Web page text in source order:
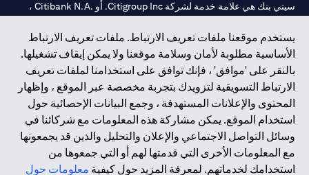
يستخدم موقعنا ملفات تعريف الارتباط. ملفات تعريف الارتباط
الأساسية مطلوبة لأمان وسلامة موقعنا ولا يمكن إيقاف تشغيلها.
بالنقر على 'موافق' ، فإنك توافق على استخدامنا لملفات تعريف
الارتباط التسويقية لتزويدك بتجربة مخصصة عبر الموقع ، وإظهار
المحتوى والإعلانات المستهدفة ، وجمع البيانات الإحصائية حول
استخدام الموقع. يمكن مشاركة هذه المعلومات مع شركائنا في
وسائل التواصل الاجتماعي والإعلان والتحليل والذين قد يجمعونها
مع المعلومات الأخرى التي قدمتها لهم أو التي جمعوها من
استخدامك لخدماتهم. لمعرفة المزيد حول كيفية معلومات حول
سيتي بنك هي علامة خدمة لشركة Citigroup Inc. أو .Citibank N.A ،
سيتي بنك إن. إيه. الإمارات مسجل لدى مصرف الإمارات المركزي تحت
أرقام التراخيص 202563 لفرع الوصل في دبي، 531989 لفرع مول
الإمارات في دبي، و CN-1002019 لفرع أبوظبي. هاتف: 4000 311 04.
فرع سيتي بنك إن إيه - الإمارات العربية المتحدة مرخص من مصرف
الإمارات العربية المتحدة المركزي كفرع لبنك أجنبي.
سيتي بنك إن إيه الإمارات العربية المتحدة مرخص من هيئة الأوراق المالية
والسلع في الإمارات العربية المتحدة ("SCA") للقيام بالنشاط المالي لـ أ)
الاستشارات المالية والتعريف والترويج بموجب ترخيص رقم